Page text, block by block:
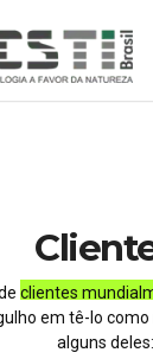
clientes
em tê-lo como
alguns deles: